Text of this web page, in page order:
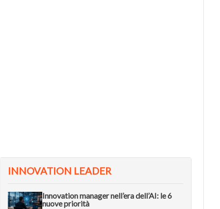
INNOVATION LEADER
Innovation manager nell’era dell’AI: le 6
nuove priorità